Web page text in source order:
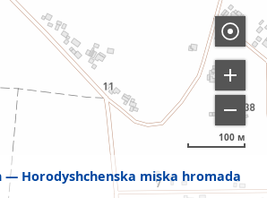
Horodyshchenska miska hromada
100 м